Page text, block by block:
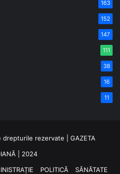
163
152
147
111
38
16
11
rezervate | GAZETA
| 2024
POLITICĂ SĂNĂTATE